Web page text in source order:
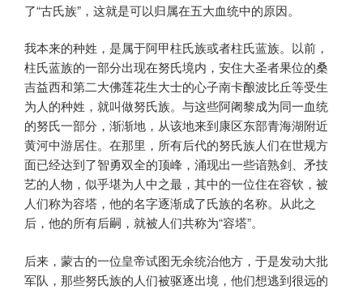
了“古氏族”，这就是可以归属在五大血统中的原因。
我本来的种姓，是属于阿甲柱氏族或者柱氏蓝族。以前，
柱氏蓝族的一部分出现在努氏境内，安住大圣者果位的桑
吉益西和第二大佛莲花生大士的心子南卡酿波比丘等受生
为人的种姓，就叫做努氏族。与这些阿阇黎成为同一血统
的努氏一部分，渐渐地，从该地来到康区东部青海湖附近
黄河中游居住。在那里，所有后代的努氏族人们在世规方
面已经达到了智勇双全的顶峰，涌现出一些谙熟剑、矛技
艺的人物，似乎堪为人中之最，其中的一位住在容钦，被
人们称为容塔，他的名字逐渐成了氏族的名称。从此之
后，他的所有后嗣，就被人们共称为“容塔”。
后来，蒙古的一位皇帝试图无余统治他方，于是发动大批
军队，那些努氏族的人们被驱逐出境，他们想逃到很远的